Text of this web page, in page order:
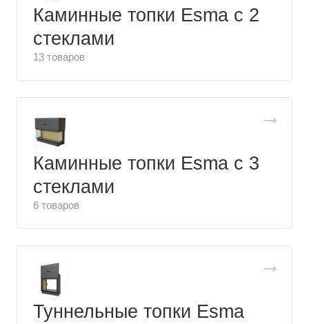
Каминные топки Esma с 2
стеклами
13 товаров
Каминные топки Esma с 3
стеклами
6 товаров
Туннельные топки Esma